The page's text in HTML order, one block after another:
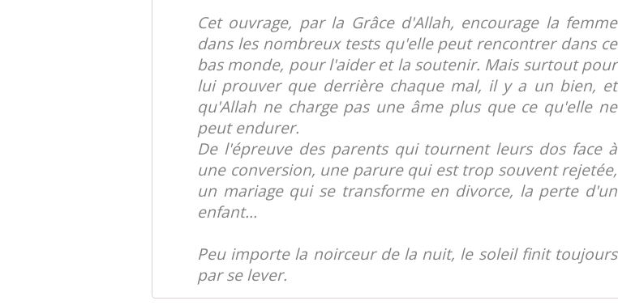
Cet ouvrage, par la Grâce d'Allah, encourage la femme
dans les nombreux tests qu'elle peut rencontrer dans ce
bas monde, pour l'aider et la soutenir. Mais surtout pour
lui prouver que derrière chaque mal, il y a un bien, et
qu'Allah ne charge pas une âme plus que ce qu'elle ne
peut endurer.
De l'épreuve des parents qui tournent leurs dos face à
une conversion, une parure qui est trop souvent rejetée,
un mariage qui se transforme en divorce, la perte d'un
enfant...
Peu importe la noirceur de la nuit, le soleil finit toujours
par se lever.